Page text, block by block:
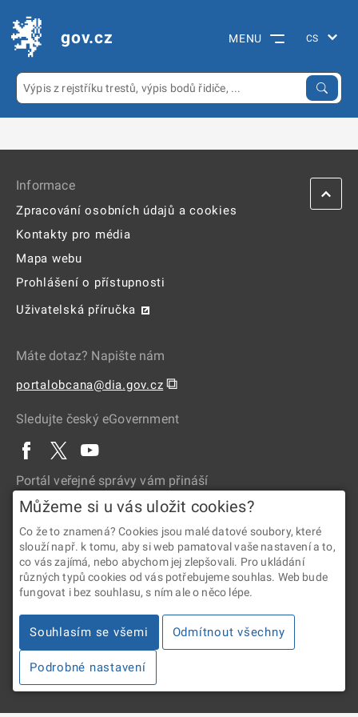
gov.cz MENU
Informace
Zpracování osobních údajů a cookies
Kontakty pro média
Mapa webu
Prohlášení o přístupnosti
Uživatelská příručka
Máte dotaz? Napište nám
portalobcana@dia.gov.cz ⧉
Sledujte český eGovernment
Portál veřejné správy vám přináší
2026 © Digitální a informační agentura • Informace jsou poskytovány
v souladu se zákonem č. 106/1999 Sb., o svobodném přístupu
Verze 4.2.288
Můžeme si u vás uložit cookies?
Co že to znamená? Cookies jsou malé datové soubory, které
slouží např. k tomu, aby si web pamatoval vaše nastavení a to,
co vás zajímá, nebo abychom jej zlepšovali. Pro ukládání
různých typů cookies od vás potřebujeme souhlas. Web bude
fungovat i bez souhlasu, s ním ale o něco lépe.
Souhlasím se všemi Odmítnout všechny
Podrobné nastavení